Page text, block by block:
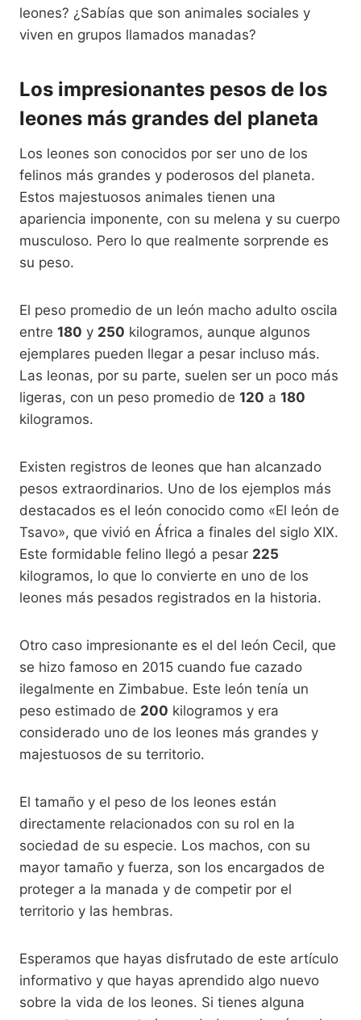
leones? ¿Sabías que son animales sociales y
viven en grupos llamados manadas?
Los impresionantes pesos de los
leones más grandes del planeta
Los leones son conocidos por ser uno de los
felinos más grandes y poderosos del planeta.
Estos majestuosos animales tienen una
apariencia imponente, con su melena y su cuerpo
musculoso. Pero lo que realmente sorprende es
su peso.
El peso promedio de un león macho adulto oscila
entre 180 y 250 kilogramos, aunque algunos
ejemplares pueden llegar a pesar incluso más.
Las leonas, por su parte, suelen ser un poco más
ligeras, con un peso promedio de 120 a 180
kilogramos.
Existen registros de leones que han alcanzado
pesos extraordinarios. Uno de los ejemplos más
destacados es el león conocido como «El león de
Tsavo», que vivió en África a finales del siglo XIX.
Este formidable felino llegó a pesar 225
kilogramos, lo que lo convierte en uno de los
leones más pesados registrados en la historia.
Otro caso impresionante es el del león Cecil, que
se hizo famoso en 2015 cuando fue cazado
ilegalmente en Zimbabue. Este león tenía un
peso estimado de 200 kilogramos y era
considerado uno de los leones más grandes y
majestuosos de su territorio.
El tamaño y el peso de los leones están
directamente relacionados con su rol en la
sociedad de su especie. Los machos, con su
mayor tamaño y fuerza, son los encargados de
proteger a la manada y de competir por el
territorio y las hembras.
Esperamos que hayas disfrutado de este artículo
informativo y que hayas aprendido algo nuevo
sobre la vida de los leones. Si tienes alguna